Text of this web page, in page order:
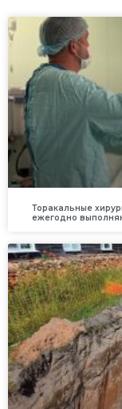
Торакальные
ежегодно